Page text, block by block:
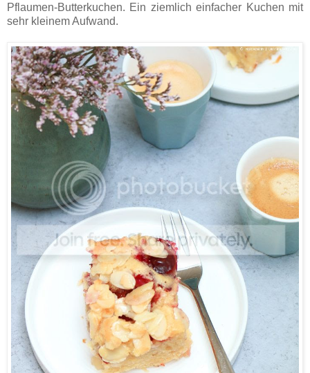
Pflaumen-Butterkuchen. Ein ziemlich einfacher Kuchen mit
sehr kleinem Aufwand.